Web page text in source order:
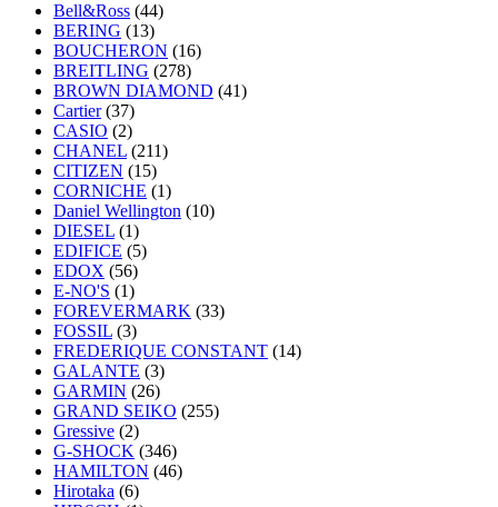
Bell&Ross (44)
BERING (13)
BOUCHERON (16)
BREITLING (278)
BROWN DIAMOND (41)
Cartier(37)
CASIO (2)
CHANEL (211)
CITIZEN (15)
CORNICHE (1)
Daniel Wellington (10)
DIESEL (1)
EDIFICE (5)
EDOX (56)
E-NO'S (1)
FOREVERMARK (33)
FOSSIL (3)
FREDERIQUE CONSTANT (14)
GALANTE (3)
GARMIN (26)
GRAND SEIKO (255)
Gressive (2)
G-SHOCK (346)
HAMILTON (46)
Hirotaka (6)